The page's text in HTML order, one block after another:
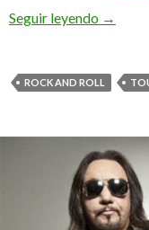
Seguir leyendo Guns
→
ROCK AND ROLL